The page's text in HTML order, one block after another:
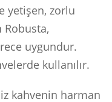
yetişen, zorlu
Robusta,
uygundur.
kullanılır.
kahvenin harman